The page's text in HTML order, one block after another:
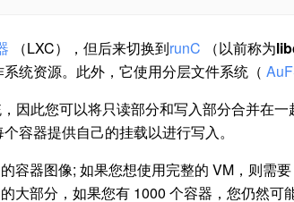
（LXC），但后来切换到runC （以前称为
统资源。此外，它使用分层文件系统（
因此您可以将只读部分和写入部分合并在
容器提供自己的挂载以进行写入。
容器图像; 如果您想使用完整的 VM，则需
大部分，如果您有 1000 个容器，您仍然